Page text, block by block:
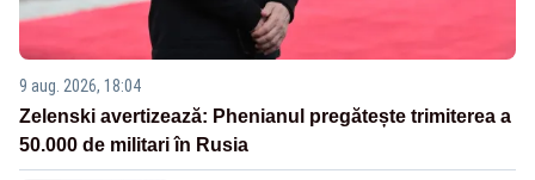
9 aug. 2026, 18:04
Zelenski avertizează: Phenianul pregătește trimiterea a
50.000 de militari în Rusia